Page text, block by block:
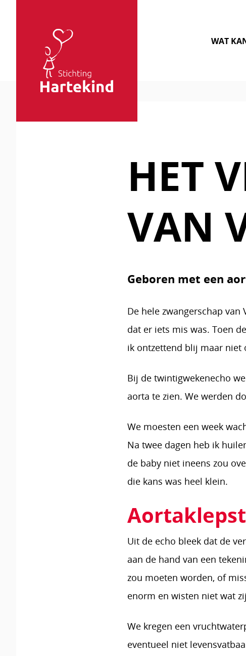
Stichting
Hartekind
WAT
HET
VAN
Geboren met een
De hele zwangerschap
dat er iets mis was. Toen
ik ontzettend blij maar niet
Bij de twintigwekenecho
aorta te zien. We werden
We moesten een week
Na twee dagen heb ik
de baby niet ineens zou
die kans was heel klein.
Uit de echo bleek dat de
aan de hand van een
zou moeten worden, of
enorm en wisten niet wat
We kregen een
eventueel niet